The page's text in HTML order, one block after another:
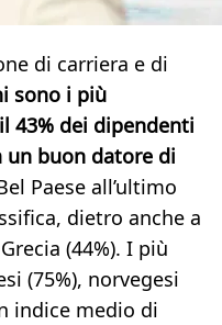
di carriera e di
sono i più
43% dei dipendenti
un buon datore di
Paese all’ultimo
dietro anche a
(44%). I più
(75%), norvegesi
indice medio di